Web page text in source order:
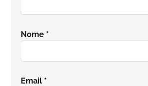
Nome *
Email *